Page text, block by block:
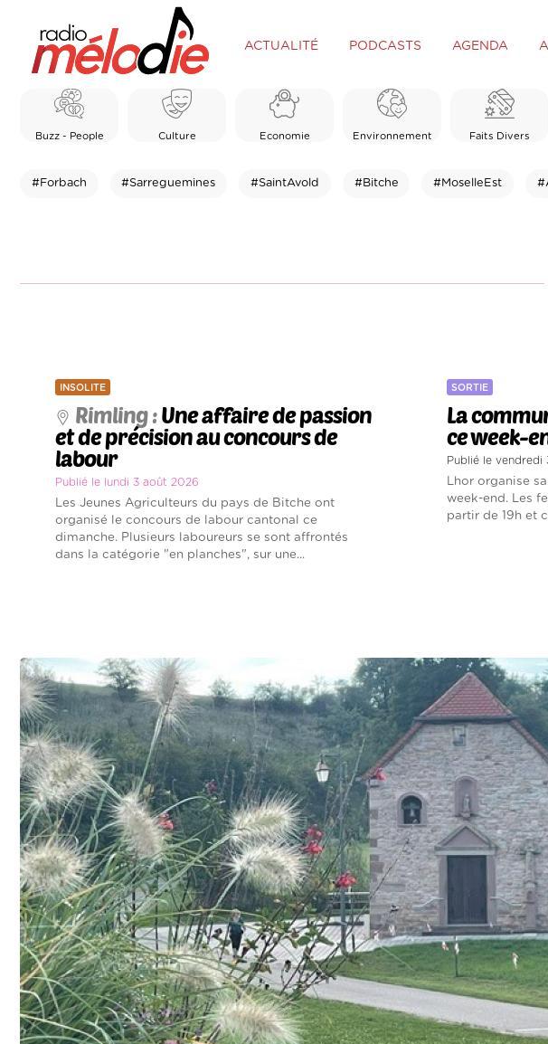
ACTUALITÉ PODCASTS AGENDA
Buzz - People Culture Economie Environnement Faits Divers
#Forbach #Sarreguemines #SaintAvold #Bitche #MoselleEst
INSOLITE
Rimling :Une affaire de passion
et de précision au concours de
labour
Publié le lundi 3 août 2026
Les Jeunes Agriculteurs du pays de Bitche ont
organisé le concours de labour cantonal ce
dimanche. Plusieurs laboureurs se sont affrontés
dans la catégorie "en planches", sur une...
SORTIE
La
ce week-
Publié le vendredi
Lhor organise
week-end. Les
partir de 19h et